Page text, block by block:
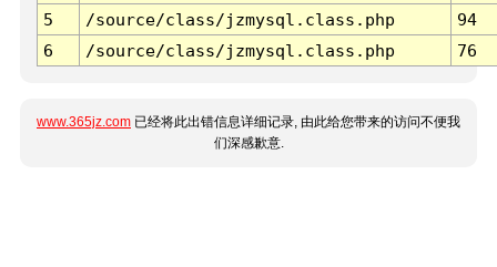
5
/source/class/jzmysql.class.php
94
6
/source/class/jzmysql.class.php 76
www.365jz.com 已经将此出错信息详细记录, 由此给您带来的访问不便我
们深感歉意.